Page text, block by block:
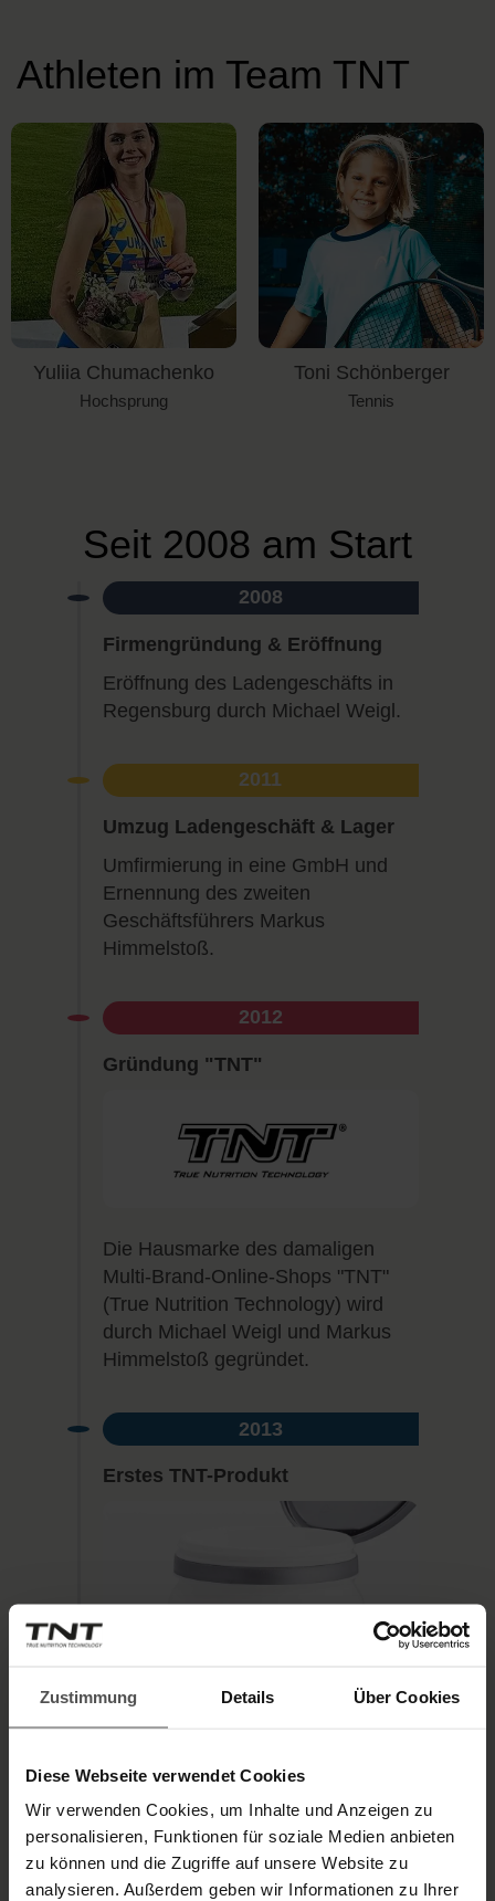
Zustimmung Details Über Cookies
Diese Webseite verwendet Cookies
Wir verwenden Cookies, um Inhalte und Anzeigen zu
personalisieren, Funktionen für soziale Medien anbieten
zu können und die Zugriffe auf unsere Website zu
analysieren. Außerdem geben wir Informationen zu Ihrer
Athleten im Team TNT
Toni Schönberger
Tennis
Luis Schönberger
Tennis
Seit 2008 am Start
2008
Firmengründung & Eröffnung
Eröffnung des Ladengeschäfts in
Regensburg durch Michael Weigl.
2011
Umzug Ladengeschäft & Lager
Umfirmierung in eine GmbH und
Ernennung des zweiten
Geschäftsführers Markus
Himmelstoß.
2012
Gründung "TNT"
Die Hausmarke des damaligen
Multi-Brand-Online-Shops "TNT"
(True Nutrition Technology) wird
durch Michael Weigl und Markus
Himmelstoß gegründet.
2013
Erstes TNT-Produkt
Mit demTNT Creatine
Monohydrate Creapure®launcht